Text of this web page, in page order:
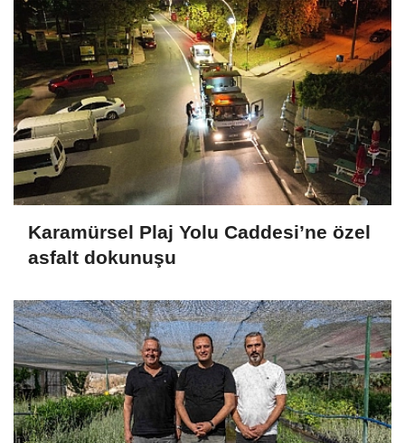
Karamürsel Plaj Yolu Caddesi’ne özel
asfalt dokunuşu